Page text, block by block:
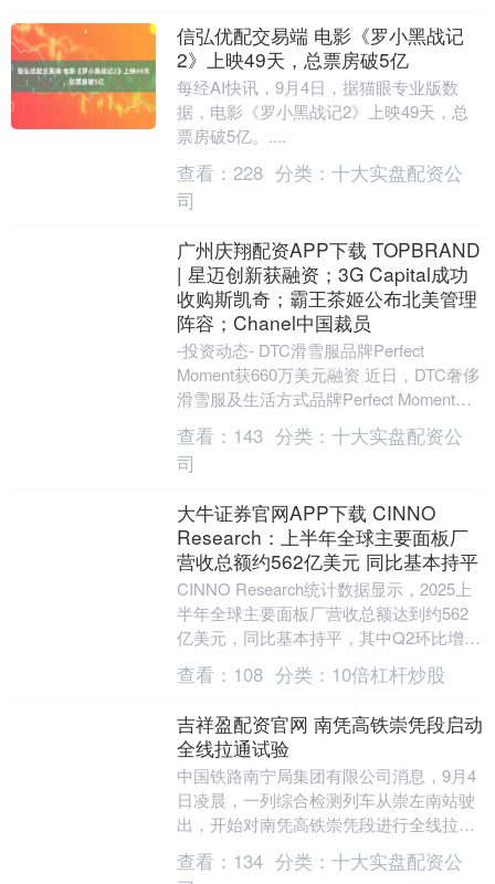
信弘优配交易端 电影《罗小黑战记
2》上映49天，总票房破5亿
每经AI快讯，9月4日，据猫眼专业版数
据，电影《罗小黑战记2》上映49天，总
票房破5亿。....
查看： 228 分类： 十大实盘配资公
司
广州庆翔配资APP下载 TOPBRAND
| 星迈创新获融资；3G Capital成功
收购斯凯奇；霸王茶姬公布北美管理
阵容；Chanel中国裁员
-投资动态- DTC滑雪服品牌Perfect
Moment获660万美元融资 近日，DTC奢侈
滑雪服及生活方式品牌Perfect Moment宣
布，完成两项总额....
查看： 143 分类： 十大实盘配资公
司
大牛证券官网APP下载 CINNO
Research：上半年全球主要面板厂
营收总额约562亿美元 同比基本持平
CINNO Research统计数据显示，2025上
半年全球主要面板厂营收总额达到约562
亿美元，同比基本持平，其中Q2环比增长
约5.8%，同比则下滑4.2%。....
查看： 108 分类： 10倍杠杆炒股
吉祥盈配资官网 南凭高铁崇凭段启动
全线拉通试验
中国铁路南宁局集团有限公司消息，9月4
日凌晨，一列综合检测列车从崇左南站驶
出，开始对南凭高铁崇凭段进行全线拉通
试验。这标志着该铁路迎来联调联试新节
点，距离全线开....
查看： 134 分类： 十大实盘配资公